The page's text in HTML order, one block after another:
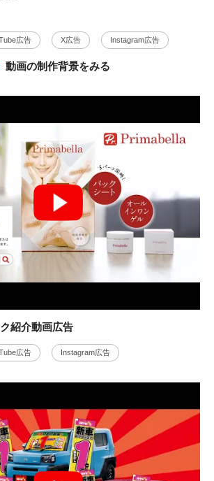
広告 X広告 Instagram広告
動画の制作背景をみる
紹介動画広告
広告 Instagram広告
サービス紹介動画事例
WEB広告 テレビCM CG・アニメ
動画の制作背景をみる
ッフ様